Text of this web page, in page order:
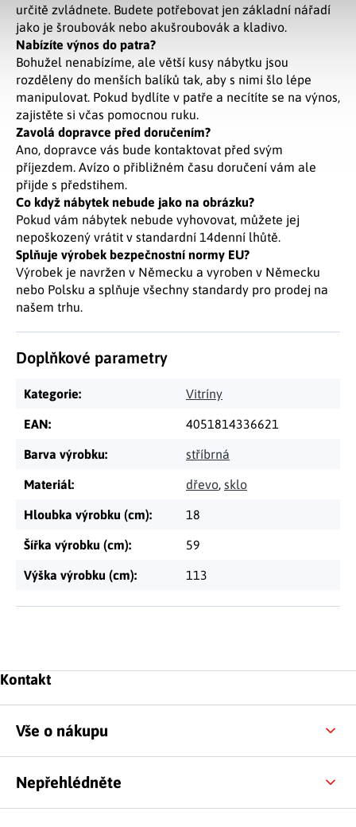
určitě zvládnete. Budete potřebovat jen základní nářadí
jako je šroubovák nebo akušroubovák a kladivo.
Nabízíte výnos do patra?
Bohužel nenabízíme, ale větší kusy nábytku jsou
rozděleny do menších balíků tak, aby s nimi šlo lépe
manipulovat. Pokud bydlíte v patře a necítíte se na výnos,
zajistěte si včas pomocnou ruku.
Zavolá dopravce před doručením?
Ano, dopravce vás bude kontaktovat před svým
příjezdem. Avízo o přibližném času doručení vám ale
přijde s předstihem.
Co když nábytek nebude jako na obrázku?
Pokud vám nábytek nebude vyhovovat, můžete jej
nepoškozený vrátit v standardní 14denní lhůtě.
Splňuje výrobek bezpečnostní normy EU?
Výrobek je navržen v Německu a vyroben v Německu
nebo Polsku a splňuje všechny standardy pro prodej na
našem trhu.
Doplňkové parametry
Kategorie: Vitríny
EAN: 4051814336621
Barva výrobku: stříbrná
Materiál: dřevo, sklo
Hloubka výrobku (cm): 18
Šířka výrobku (cm): 59
Výška výrobku (cm): 113
Zápatí
Kontakt
Vše o nákupu
Nepřehlédněte